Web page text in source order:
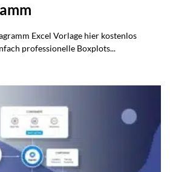
Excel Vorlage hier kostenlos
professionelle Boxplots...